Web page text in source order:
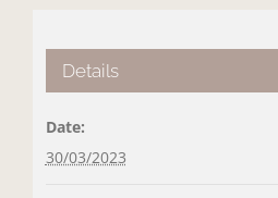
Details
Date:
30/03/2023